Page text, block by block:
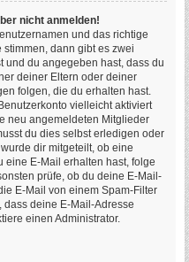
nicht anmelden!
und das richtige
dann gibt es zwei
und du angegeben hast, dass du
deiner Eltern oder deiner
folgen, die du erhalten hast.
vielleicht aktiviert
neu angemeldeten Mitglieder
du dies selbst erledigen oder
dir mitgeteilt, ob eine
eine E-Mail erhalten hast, folge
prüfe, ob du deine E-Mail-
E-Mail von einem Spam-Filter
dass deine E-Mail-Adresse
einen Administrator.